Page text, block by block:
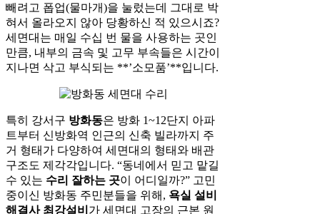
빼려고 폽업(물마개)을 눌렀는데 그대로 박
혀서 올라오지 않아 당황하신 적 있으시죠?
세면대는 매일 수십 번 물을 사용하는 곳인
만큼, 내부의 금속 및 고무 부속들은 시간이
지나면 삭고 부식되는 **’소모품’**입니다.
특히 강서구 방화동은 방화 1~12단지 아파
트부터 신방화역 인근의 신축 빌라까지 주
거 형태가 다양하여 세면대의 형태와 배관
구조도 제각각입니다. “동네에서 믿고 맡길
수 있는 수리 잘하는 곳이 어디일까?” 고민
중이신 방화동 주민분들을 위해, 욕실 설비
해결사 최강설비 가 세면대 고장의 근본 원